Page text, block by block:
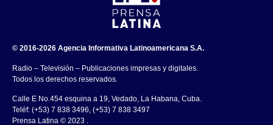
© 2016-2026 Agencia Informativa Latinoamericana S.A.
Radio – Televisión – Publicaciones impresas y digitales.
Todos los derechos reservados.
Calle E No.454 esquina a 19, Vedado, La Habana, Cuba.
Teléf: (+53) 7 838 3496, (+53) 7 838 3497
Prensa Latina © 2023 .